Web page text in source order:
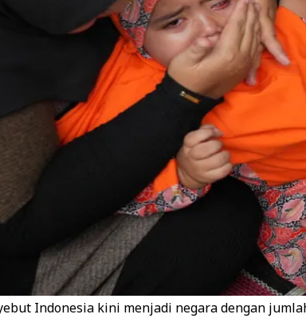
Indonesia kini menjadi negara dengan